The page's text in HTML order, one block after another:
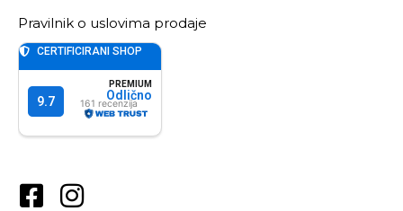
Pravilnik o uslovima prodaje